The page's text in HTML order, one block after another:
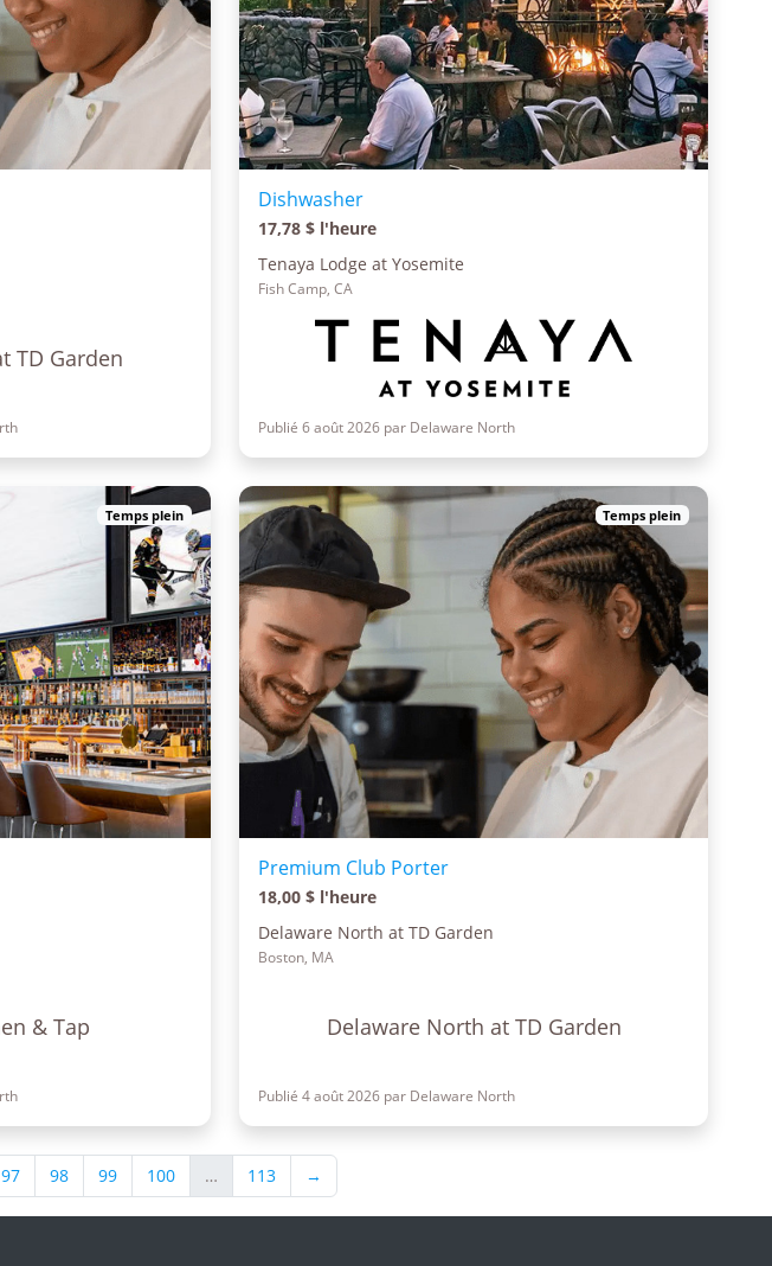
TD Garden
Dishwasher
17,78 $ l'heure
Tenaya Lodge at Yosemite
Fish Camp, CA
Publié 6 août 2026 par Delaware North
Temps plein
& Tap
Temps plein
Premium Club Porter
18,00 $ l'heure
Delaware North at TD Garden
Boston, MA
Delaware North at TD Garden
Publié 4 août 2026 par Delaware North
97 98 99 100 … 113 →